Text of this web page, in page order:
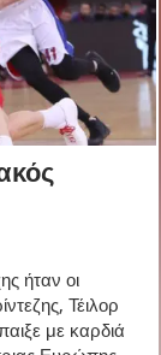
ήταν οι
Τέιλορ
με καρδιά